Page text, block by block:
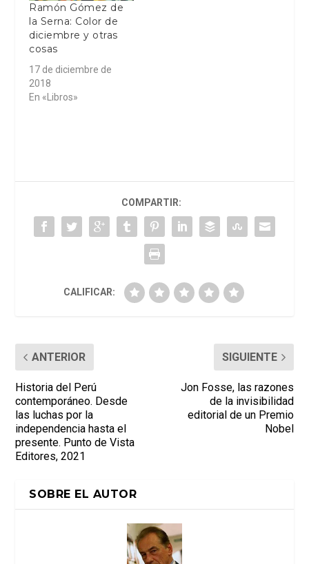
Ramón Gómez de
la Serna: Color de
diciembre y otras
cosas
17 de diciembre de
2018
En «Libros»
COMPARTIR:
CALIFICAR:
ANTERIOR
Historia del Perú
contemporáneo. Desde
las luchas por la
independencia hasta el
presente. Punto de Vista
Editores, 2021
SIGUIENTE
Jon Fosse, las razones
de la invisibilidad
editorial de un Premio
Nobel
SOBRE EL AUTOR